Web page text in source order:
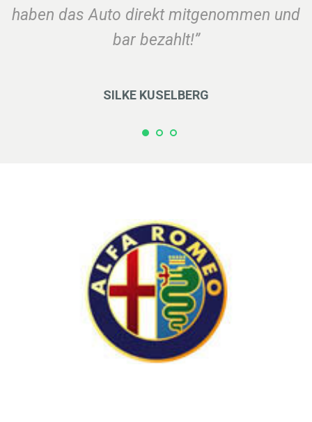
haben das Auto direkt mitgenommen und
bar bezahlt!”
SILKE KUSELBERG